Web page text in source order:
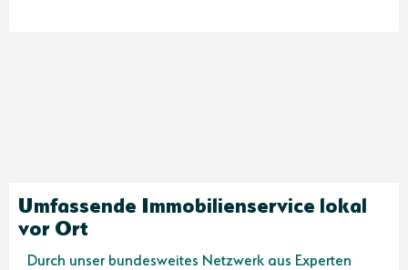
Umfassende Immobilienservice lokal
vor Ort
Durch unser bundesweites Netzwerk aus Experten